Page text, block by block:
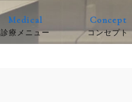
Medical
診療メニュー
Concept
コンセプト